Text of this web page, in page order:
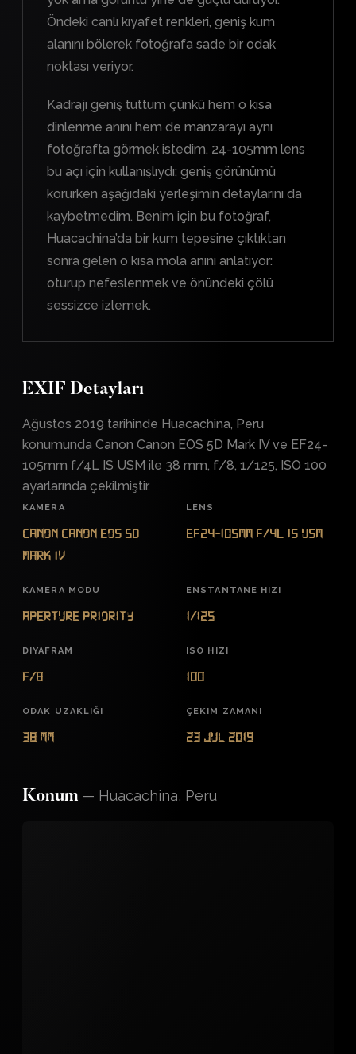
Öndeki canlı kıyafet renkleri, geniş kum
alanını bölerek fotoğrafa sade bir odak
noktası veriyor.
Kadrajı geniş tuttum çünkü hem o kısa
dinlenme anını hem de manzarayı aynı
fotoğrafta görmek istedim. 24-105mm lens
bu açı için kullanışlıydı; geniş görünümü
korurken aşağıdaki yerleşimin detaylarını da
kaybetmedim. Benim için bu fotoğraf,
Huacachina’da bir kum tepesine çıktıktan
sonra gelen o kısa mola anını anlatıyor:
oturup nefeslenmek ve önündeki çölü
sessizce izlemek.
EXIF Detayları
Ağustos 2019 tarihinde Huacachina, Peru
konumunda Canon Canon EOS 5D Mark IV ve EF24-
105mm f/4L IS USM ile 38 mm, f/8, 1/125, ISO 100
ayarlarında çekilmiştir.
KAMERA
Canon Canon EOS 5D
Mark IV
LENS
EF24-105mm f/4L IS USM
KAMERA MODU
Aperture Priority
ENSTANTANE HIZI
1/125
DIYAFRAM
f/8
ISO HIZI
100
ODAK UZAKLIĞI
38 mm
ÇEKIM ZAMANI
23 Jul 2019
Konum — Huacachina, Peru